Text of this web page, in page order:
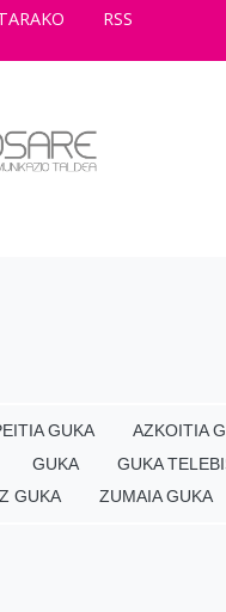
RSS
GUKA AZKOITIA
GUKA
GUKA
GUKA
ZUMAIA GUKA